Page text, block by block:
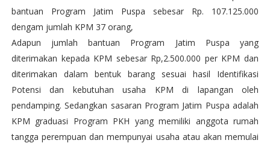
bantuan Program Jatim Puspa sebesar Rp. 107.125.000
dengam jumlah KPM 37 orang,
Adapun jumlah bantuan Program Jatim Puspa yang
diterimakan kepada KPM sebesar Rp,2.500.000 per KPM dan
diterimakan dalam bentuk barang sesuai hasil Identifikasi
Potensi dan kebutuhan usaha KPM di lapangan oleh
pendamping. Sedangkan sasaran Program Jatim Puspa adalah
KPM graduasi Program PKH yang memiliki anggota rumah
tangga perempuan dan mempunyai usaha atau akan memulai